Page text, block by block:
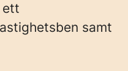
ett
samt